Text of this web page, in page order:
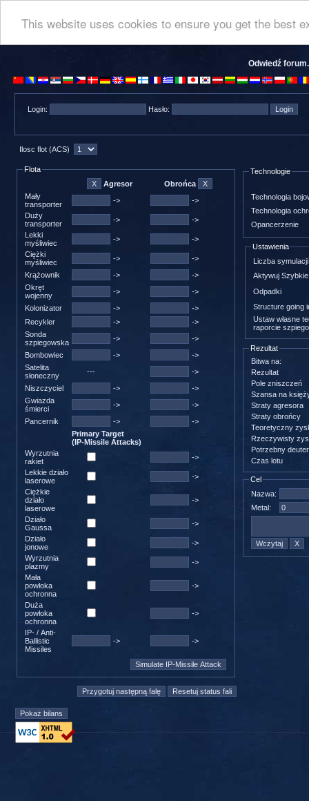
This website uses cookies to ensure you get the best
Odwiedź forum.
Login: Hasło:
Ilosc flot (ACS)
Flota
Agresor
Obrońca
Mały
transporter
->
->
Duży
transporter
->
->
Lekki
myśliwiec
->
->
Ciężki
myśliwiec
->
->
Krążownik
->
->
Okręt
wojenny
->
->
Kolonizator
->
->
Recykler
->
->
Sonda
szpiegowska
->
->
Bombowiec
->
->
Satelita
słoneczny
---
->
Niszczyciel
->
->
Gwiazda
śmierci
->
->
Pancernik
->
->
Primary Target
(IP-Missile Attacks)
Wyrzutnia
rakiet
->
Lekkie działo
laserowe
->
Ciężkie
działo
laserowe
->
Działo
Gaussa
->
Działo
jonowe
->
Wyrzutnia
plazmy
->
Mała
powłoka
ochronna
->
Duża
powłoka
ochronna
->
IP- / Anti-
Ballistic
Missiles
-> ->
Technologie
Technologia
Technologia
Opancerzenie
Ustawienia
Liczba symulacji
Aktywuj Szybkie
Odpadki
Structure going
Ustaw własne
raporcie
Rezultat
Bitwa na:
Rezultat
Pole zniszczeń
Szansa na
Straty agresora
Straty obrońcy
Teoretyczny
Rzeczywisty
Potrzebny deuter
Czas lotu
Cel
Nazwa:
Metal: